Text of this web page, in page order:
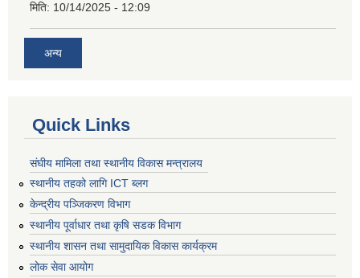
मिति: 10/14/2025 - 12:09
अन्य
Quick Links
संघीय मामिला तथा स्थानीय विकास मन्त्रालय
स्थानीय तहको लागि ICT ब्लग
केन्द्रीय पञ्जिकरण विभाग
स्थानीय पूर्वाधार तथा कृषि सडक विभाग
स्थानीय शासन तथा सामुदायिक विकास कार्यक्रम
लोक सेवा आयोग